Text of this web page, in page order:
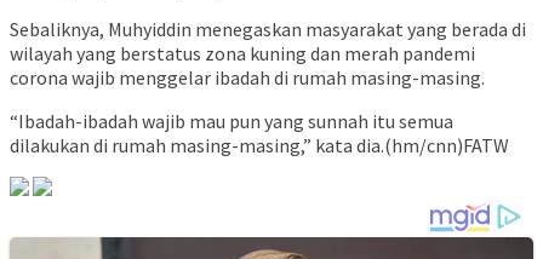
Sebaliknya, Muhyiddin menegaskan masyarakat yang berada di
wilayah yang berstatus zona kuning dan merah pandemi
corona wajib menggelar ibadah di rumah masing-masing.
“Ibadah-ibadah wajib mau pun yang sunnah itu semua
dilakukan di rumah masing-masing,” kata dia.(hm/cnn)FATW